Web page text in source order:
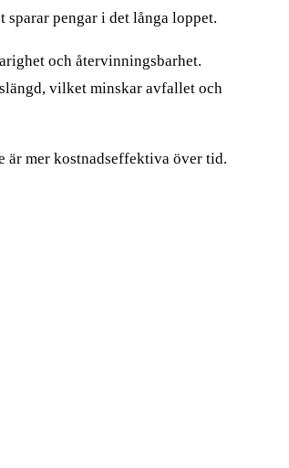
pengar i det långa loppet.
och återvinningsbarhet.
vilket minskar avfallet och
är mer kostnadseffektiva över tid.